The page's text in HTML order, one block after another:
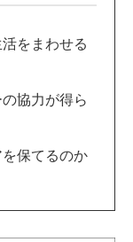
をまわせる
協力が得ら
保てるのか